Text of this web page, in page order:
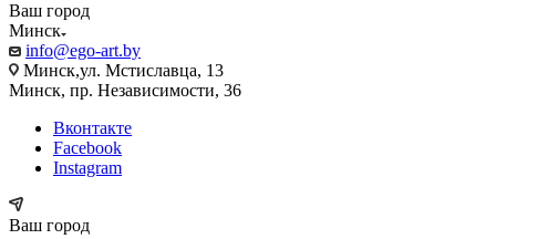
Ваш город
Минск
info@ego-art.by
Минск,ул. Мстиславца, 13
Минск, пр. Независимости, 36
Вконтакте
Facebook
Instagram
Ваш город